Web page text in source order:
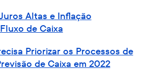
Altas e Inflação
de Caixa
Priorizar os Processos de
de Caixa em 2022